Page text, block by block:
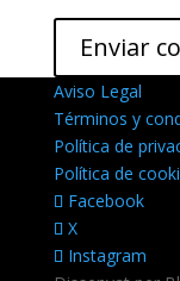
Aviso Legal
Términos y
Política de
Política de
Facebook
X
Instagram